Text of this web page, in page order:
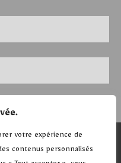
votre expérience de
contenus personnalisés